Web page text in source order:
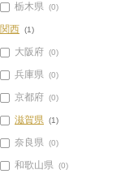
栃木県 (0)
関西 (1)
大阪府 (0)
兵庫県 (0)
京都府 (0)
滋賀県 (1)
奈良県 (0)
和歌山県 (0)